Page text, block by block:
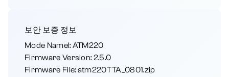
보안 보증 정보
Mode Namel: ATM220
Firmware Version: 2.5.0
Firmware File: atm220TTA_0801.zip